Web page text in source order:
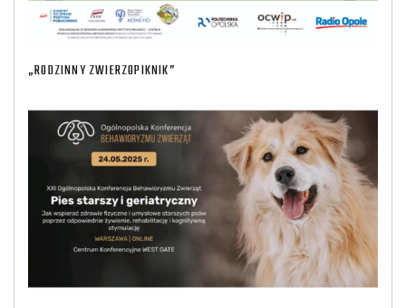
„RODZINNY ZWIERZOPIKNIK”